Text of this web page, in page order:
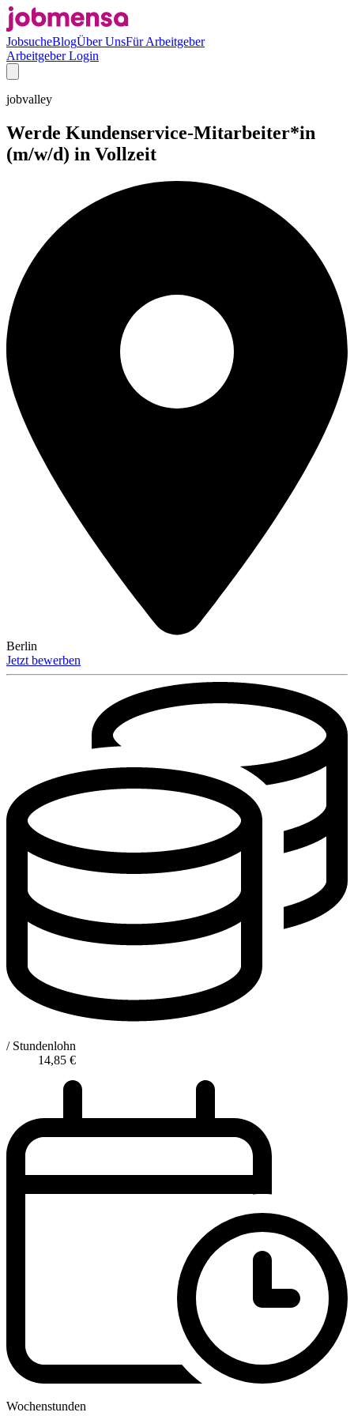
JobsucheBlogÜber UnsFür Arbeitgeber
Arbeitgeber Login
jobvalley
Werde Kundenservice-Mitarbeiter*in
(m/w/d) in Vollzeit
Berlin
Jetzt bewerben
/ Stundenlohn
14,85 €
Wochenstunden